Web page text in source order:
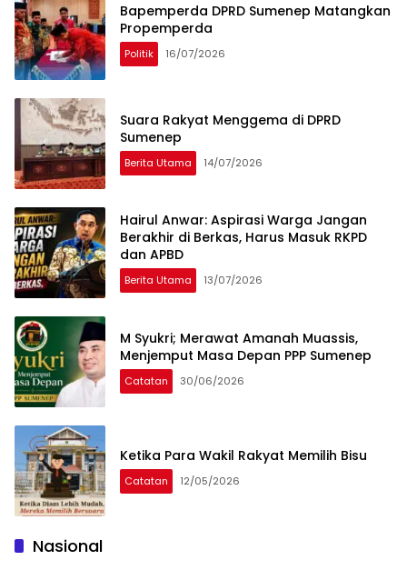
Bapemperda DPRD Sumenep Matangkan
Propemperda
Politik 16/07/2026
Suara Rakyat Menggema di DPRD
Sumenep
Berita Utama 14/07/2026
Hairul Anwar: Aspirasi Warga Jangan
Berakhir di Berkas, Harus Masuk RKPD
dan APBD
Berita Utama 13/07/2026
M Syukri; Merawat Amanah Muassis,
Menjemput Masa Depan PPP Sumenep
Catatan 30/06/2026
Ketika Para Wakil Rakyat Memilih Bisu
Catatan 12/05/2026
Nasional